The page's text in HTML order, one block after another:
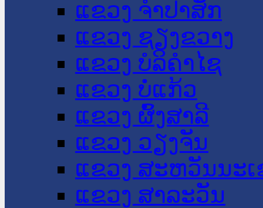
ແຂວງ ຈໍາປາສັກ
ແຂວງ ຊຽງຂວາງ
ແຂວງ ບໍລິຄໍາໄຊ
ແຂວງ ບໍ່ແກ້ວ
ແຂວງ ຜົ້ງສາລີ
ແຂວງ ວຽງຈັນ
ແຂວງ ສະຫວັນນະ
ແຂວງ ສາລະວັນ